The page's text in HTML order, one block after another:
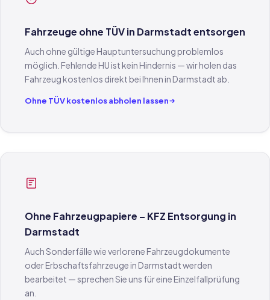
Fahrzeuge ohne TÜV in Darmstadt entsorgen
Auch ohne gültige Hauptuntersuchung problemlos
möglich. Fehlende HU ist kein Hindernis — wir holen das
Fahrzeug kostenlos direkt bei Ihnen in Darmstadt ab.
Ohne TÜV kostenlos abholen lassen
Ohne Fahrzeugpapiere – KFZ Entsorgung in
Darmstadt
Auch Sonderfälle wie verlorene Fahrzeugdokumente
oder Erbschaftsfahrzeuge in Darmstadt werden
bearbeitet — sprechen Sie uns für eine Einzelfallprüfung
an.